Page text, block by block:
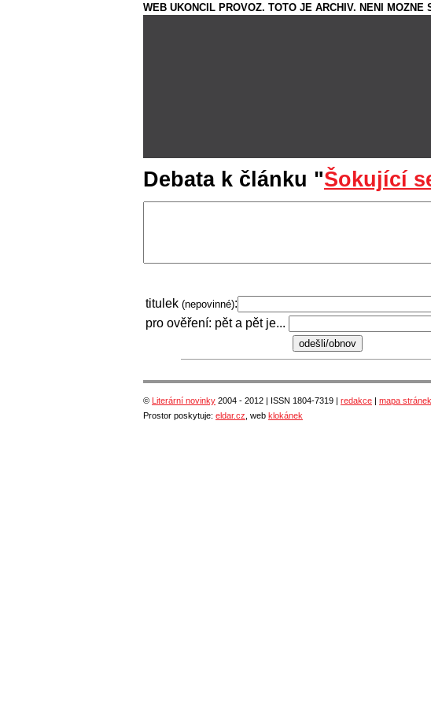
WEB UKONCIL PROVOZ. TOTO JE ARCHIV. NENI MOZNE
Debata k článku "Šokující
titulek (nepovinné):
pro ověření: pět a pět je...
© Literární novinky 2004 - 2012 | ISSN 1804-7319 | redakce | mapa stránek
Prostor poskytuje: eldar.cz , web klokánek